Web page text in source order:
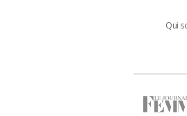
Qui